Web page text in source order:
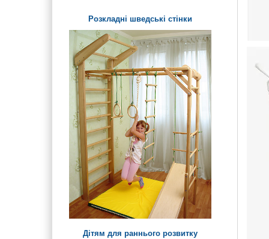
Розкладні шведські стінки
Дітям для раннього розвитку